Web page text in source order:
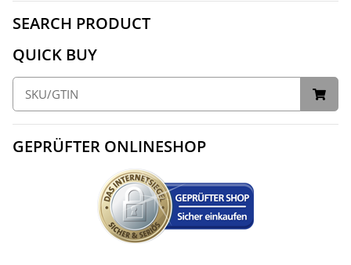
SEARCH PRODUCT
QUICK BUY
GEPRÜFTER ONLINESHOP